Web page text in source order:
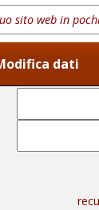
sito web in
dati